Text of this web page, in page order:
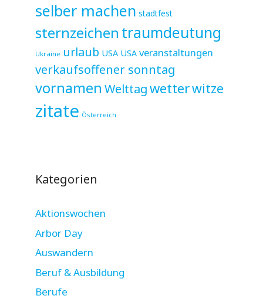
selber machen stadtfest
sternzeichen traumdeutung
Ukraine urlaub USA USA veranstaltungen
verkaufsoffener sonntag
vornamen Welttagwetterwitze
zitate Österreich
Kategorien
Aktionswochen
Arbor Day
Auswandern
Beruf & Ausbildung
Berufe